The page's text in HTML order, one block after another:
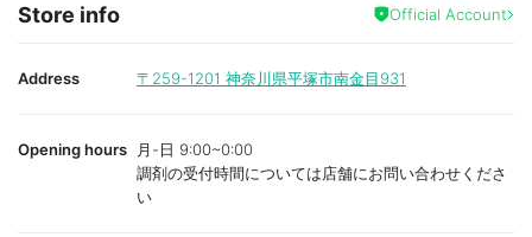
Store info Official Account
Address 〒259-1201 神奈川県平塚市南金目931
Opening hours
月-日 9:00~0:00
調剤の受付時間については店舗にお問い合わせくださ
い